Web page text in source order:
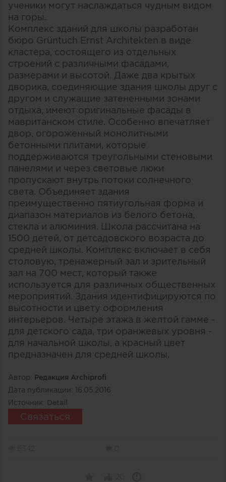
ученики могут наслаждаться чудным видом
на горы.
Комплекс зданий для школы разработан
бюро Grüntuch Ernst Architekten в виде
кластера, состоящего из отдельных
строений с различными фасадами,
размерами и высотой. Даже два крытых
дворика, соединяющие здания школы друг с
другом и служащие затененными зонами
отдыха, имеют оригинальные фасады в
мавританском стиле. Особенно впечатляет
двор, огороженный монолитными
бетонными плитами, которые
поддерживаются треугольными стеновыми
панелями и через световые люки
пропускают внутрь потоки солнечного
света. Объединяет здания
преимущественно пятиугольная форма и
диапазон материалов из белого бетона,
стекла и алюминия. Школа рассчитана на
1500 детей, от детсадовского возраста до
средней школы. Комплекс включает в себя
столовую, тренажерный зал и зрительный
зал на 700 мест, который также
используется для различных общественных
мероприятий. Здания идентифицируются по
высотности и цвету оформления
интерьеров. Четыре этажа в желтой гамме -
для детского сада, три оранжевых уровня -
для начальной школы, а красный цвет
предназначен для средней школы.
Автор: Редакция Archiprofi
Дата публикации: 16.05.2016
Источник: Detail
Связаться